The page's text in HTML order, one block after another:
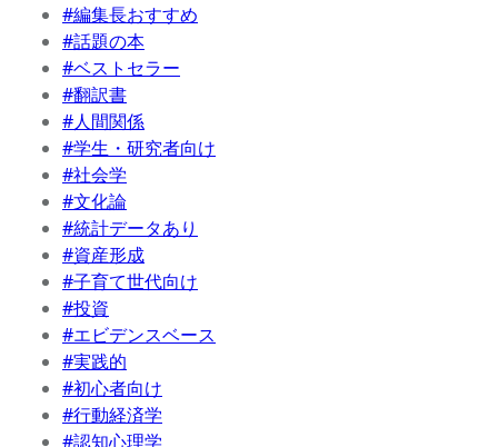
#編集長おすすめ
#話題の本
#ベストセラー
#翻訳書
#人間関係
#学生・研究者向け
#社会学
#文化論
#統計データあり
#資産形成
#子育て世代向け
#投資
#エビデンスベース
#実践的
#初心者向け
#行動経済学
#認知心理学